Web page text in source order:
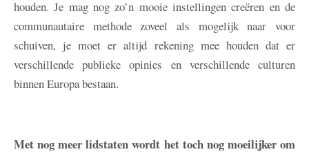
houden. Je mag nog zo’n mooie instellingen creëren en de
communautaire methode zoveel als mogelijk naar voor
schuiven, je moet er altijd rekening mee houden dat er
verschillende publieke opinies en verschillende culturen
binnen Europa bestaan.
Met nog meer lidstaten wordt het toch nog moeilijker om